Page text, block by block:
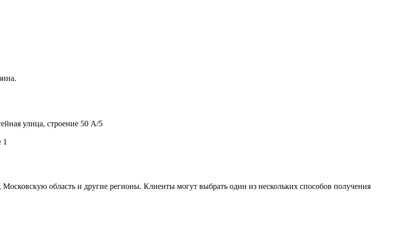
улица, строение 50 А/5
1
область и другие регионы. Клиенты могут выбрать один из нескольких способов получения